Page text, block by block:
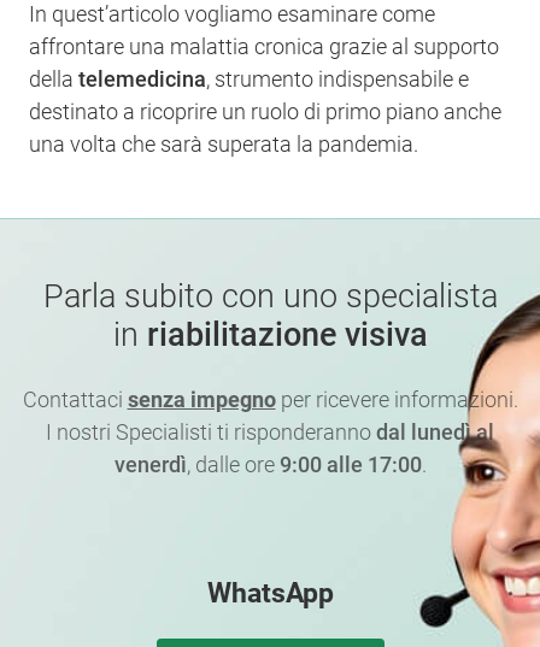
In quest’articolo vogliamo esaminare come
affrontare una malattia cronica grazie al supporto
della telemedicina, strumento indispensabile e
destinato a ricoprire un ruolo di primo piano anche
una volta che sarà superata la pandemia.
Parla subito con uno specialista
in riabilitazione visiva
Contattaci senza impegnoper ricevere informazioni.
I nostri Specialisti ti risponderannodal lunedì al
venerdì, dalle ore 9:00 alle 17:00.
WhatsApp